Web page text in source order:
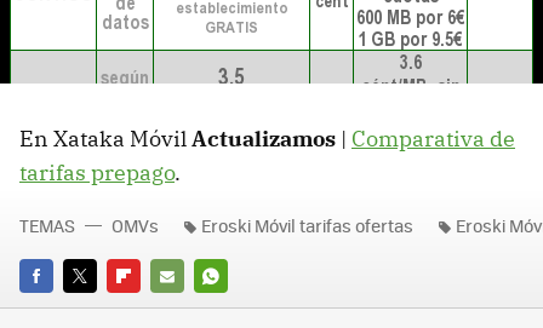
En Xataka MóvilActualizamos | Comparativa de
tarifas prepago.
FACEBOOK
TWITTERFLIPBOARD
E-
WHATSAPP
TEMAS OMVs Eroski Móvil tarifas ofertas Eroski